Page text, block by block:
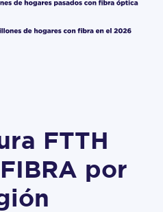
FTTH
por